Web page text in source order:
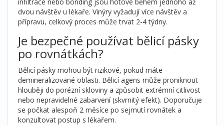
dvou návštěv u lékaře. Vinýry vyžadují více návštěv a
přípravu, celkový proces může trvat 2-4 týdny.
Je bezpečné používat bělicí pásky
po rovnátkách?
Bělicí pásky mohou být rizikové, pokud máte
demineralizované oblasti. Bělicí agens může proniknout
hlouběji do porézní skloviny a způsobit extrémní citlivost
nebo nepravidelné zabarvení (skvrnitý efekt). Doporučuje
se počkat alespoň 2 měsíce po sejmutí rovnátek a
konzultovat postup s lékařem.